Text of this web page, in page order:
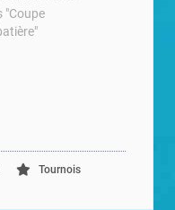
"Coupe
Tournois